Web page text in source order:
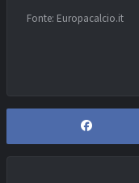
Fonte: Europacalcio.it